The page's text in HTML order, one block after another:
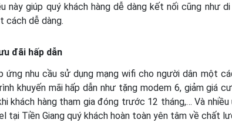
này giúp quý khách hàng dễ dàng kết nối cũng như
cách dễ dàng.
đãi hấp dẫn
ứng nhu cầu sử dụng mạng wifi cho người dân một
khuyến mãi hấp dẫn như tặng modem 6, giảm giá
khách hàng tham gia đóng trước 12 tháng,… Và
tại Tiền Giang quý khách hoàn toàn yên tâm về chất